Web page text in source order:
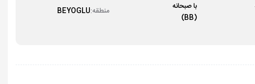
با صبحانه
(BB)
منطقه:BEYOGLU